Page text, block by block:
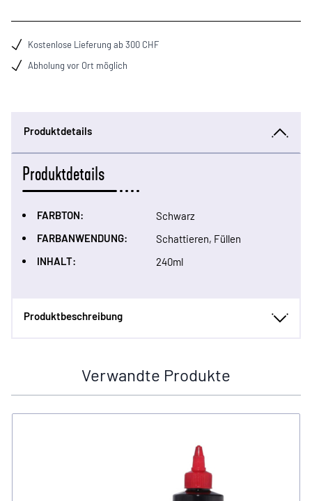
Kostenlose Lieferung ab 300 CHF
Abholung vor Ort möglich
Produktdetails
Produktdetails
FARBTON:
Schwarz
FARBANWENDUNG:
Schattieren, Füllen
INHALT:
240ml
Produktbeschreibung
Verwandte Produkte